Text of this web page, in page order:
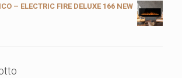
– ELECTRIC FIRE DELUXE 166 NEW